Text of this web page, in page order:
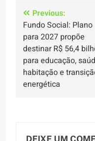
Navegação
de
Post
Previous:
Fundo Social: Plano
para 2027 propõe
destinar R$ 56,4
para educação,
habitação e
energética
DEIXE UM